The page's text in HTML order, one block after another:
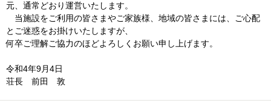
元、通常どおり運営いたします。
当施設をご利用の皆さまやご家族様、地域の皆さまには、ご心配
とご迷惑をお掛けいたしますが、
何卒ご理解ご協力のほどよろしくお願い申し上げます。
令和4年9月4日
荘長 前田 敦